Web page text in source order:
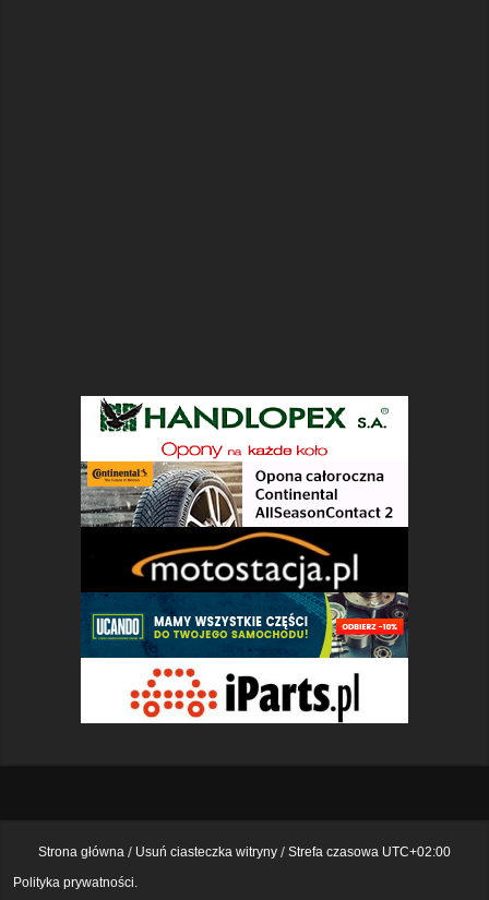
Strona główna Usuń ciasteczka witryny Strefa czasowa UTC+02:00
Polityka prywatności.